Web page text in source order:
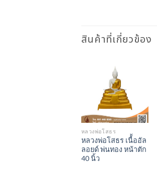
สินค้าที่เกี่ยวข้อง
Wishlist
หลวงพ่อโสธร
หลวงพ่อโสธร เนื้้ออัล
ลอยด์ พ่นทอง หน้าตัก
40 นิ้ว